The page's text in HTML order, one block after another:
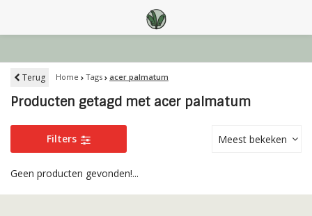
Terug Home Tags acer palmatum
Producten getagd met acer palmatum
Filters Meest bekeken
Geen producten gevonden!...